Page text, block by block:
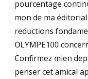
pourcentage
mon de ma
reductions
OLYMPE100
Confirmez mien
penser cet amical